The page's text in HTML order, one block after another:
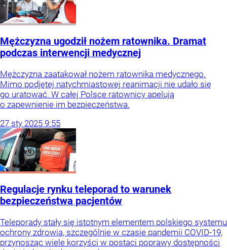
Mężczyzna ugodził nożem ratownika. Dramat
podczas interwencji medycznej
Mężczyzna zaatakował nożem ratownika medycznego.
Mimo podjętej natychmiastowej reanimacji nie udało się
go uratować. W całej Polsce ratownicy apelują
o zapewnienie im bezpieczeństwa.
27 sty 2025 9:55
Regulacje rynku teleporad to warunek
bezpieczeństwa pacjentów
Teleporady stały się istotnym elementem polskiego systemu
ochrony zdrowia, szczególnie w czasie pandemii COVID-19,
przynosząc wiele korzyści w postaci poprawy dostępności